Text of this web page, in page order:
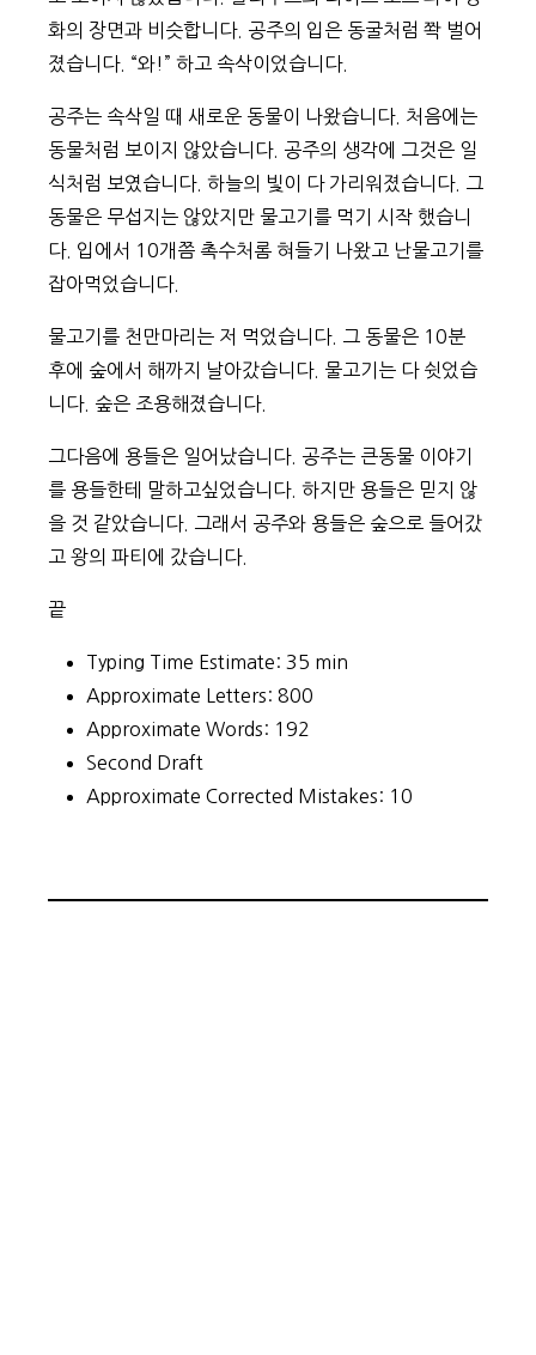
화의 장면과 비슷합니다. 공주의 입은 동굴처럼 쫙 벌어
졌습니다. “와!” 하고 속삭이었습니다.
공주는 속삭일 때 새로운 동물이 나왔습니다. 처음에는
동물처럼 보이지 않았습니다. 공주의 생각에 그것은 일
식처럼 보였습니다. 하늘의 빛이 다 가리워졌습니다. 그
동물은 무섭지는 않았지만 물고기를 먹기 시작 했습니
다. 입에서 10개쯤 촉수처롬 혀들기 나왔고 난물고기를
잡아먹었습니다.
물고기를 천만마리는 저 먹었습니다. 그 동물은 10분
후에 숲에서 해까지 날아갔습니다. 물고기는 다 쉿었습
니다. 숲은 조용해졌습니다.
그다음에 용들은 일어났습니다. 공주는 큰동물 이야기
를 용들한테 말하고싶었습니다. 하지만 용들은 믿지 않
을 것 같았습니다. 그래서 공주와 용들은 숲으로 들어갔
고 왕의 파티에 갔습니다.
끝
Typing Time Estimate: 35 min
Approximate Letters: 800
Approximate Words: 192
Second Draft
Approximate Corrected Mistakes: 10